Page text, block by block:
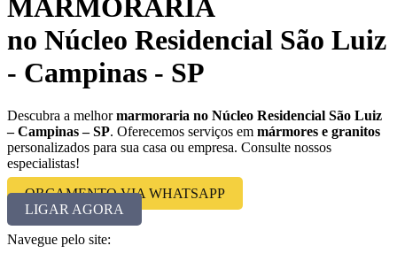
MARMORARIA
no Núcleo Residencial São Luiz
- Campinas - SP
Descubra a melhormarmoraria no Núcleo Residencial São Luiz
– Campinas – SP. Oferecemos serviços em mármores e granitos
personalizados para sua casa ou empresa. Consulte nossos
especialistas!
ORÇAMENTO VIA WHATSAPP
LIGAR AGORA
Navegue pelo site: